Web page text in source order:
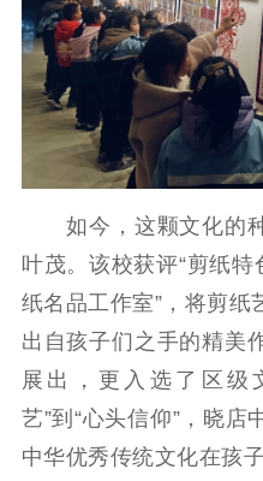
扫
电
电影创作
机
党建要闻
文
紫金人才
数
公
如今，这颗文化的种
叶茂。该校获评“剪纸特
纸名品工作室”，将剪纸
出自孩子们之手的精美
展出，更入选了区级
艺”到“心头信仰”，晓
中华优秀传统文化在孩